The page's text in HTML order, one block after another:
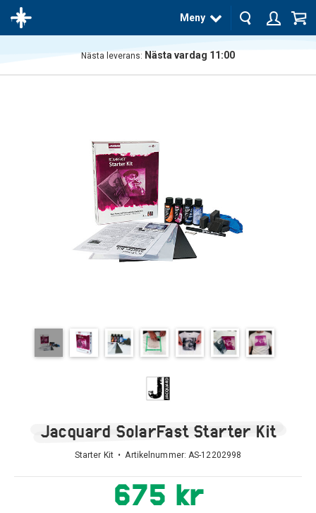
Meny
Nästa leverans: Nästa vardag 11:00
Jacquard SolarFast Starter Kit
Starter Kit • Artikelnummer:AS-12202998
675 kr